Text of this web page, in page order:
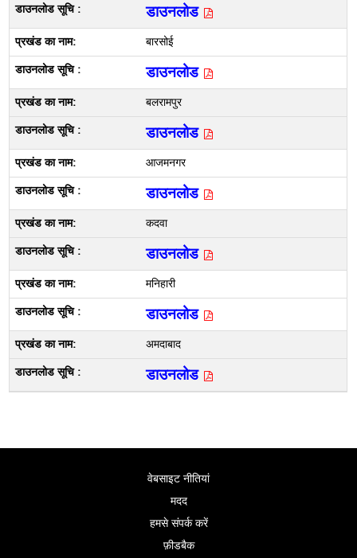
डाउनलोड
बारसोई
डाउनलोड
बलरामपुर
डाउनलोड
आजमनगर
डाउनलोड
कदवा
डाउनलोड
मनिहारी
डाउनलोड
अमदाबाद
डाउनलोड
वेबसाइट नीतियां
मदद
हमसे संपर्क करें
फ़ीडबैक